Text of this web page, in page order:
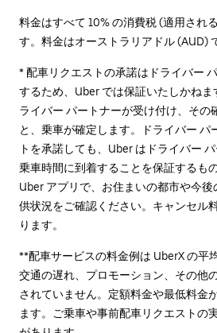
料金はすべて 10% の消費税 (適用され
す。料金はオーストラリアドル (AUD)
* 配車リクエストの承諾はドライバー
するため、Uber では保証いたしかねま
ライバー パートナーが受け付け、その
と、乗車が確定します。ドライバー パ
トを承諾しても、Uber はドライバー
乗車時間に到着することを保証するも
Uber アプリで、お住まいの都市や今
供状況をご確認ください。キャンセル
ります。
**配車サービスの料金例は UberX の平
交通の遅れ、プロモーション、その他
されていません。定額料金や最低料金
ます。ご乗車や事前配車リクエストの